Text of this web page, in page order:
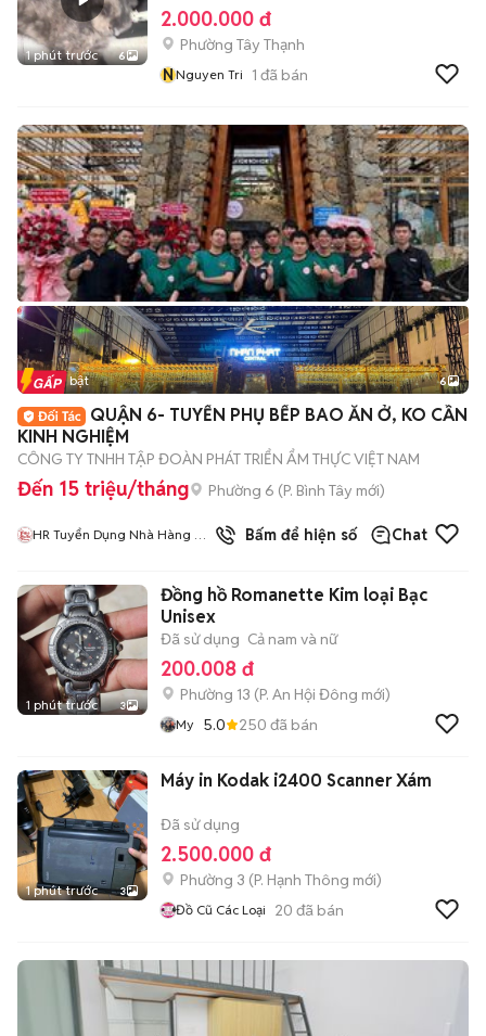
1 phút trước 6
2.000.000 đ
Phường Tây Thạnh
NNguyen Tri 1 đã bán
+2
Tin nổi bật 6
QUẬN 6- TUYỂN PHỤ BẾP BAO ĂN Ở, KO CẦN
KINH NGHIỆM
CÔNG TY TNHH TẬP ĐOÀN PHÁT TRIỂN ẨM THỰC VIỆT NAM
Đến 15 triệu/tháng Phường 6 (P. Bình Tây mới)
HR Tuyển Dụng Nhà Hàng Bò
Bấm để hiện số Chat
1 phút trước 3
Đồng hồ Romanette Kim loại Bạc
Unisex
Đã sử dụng Cả nam và nữ
200.008 đ
Phường 13 (P. An Hội Đông mới)
My 5.0 250 đã bán
1 phút trước 3
Máy in Kodak i2400 Scanner Xám
Đã sử dụng
2.500.000 đ
Phường 3 (P. Hạnh Thông mới)
Đồ Cũ Các Loại 20 đã bán